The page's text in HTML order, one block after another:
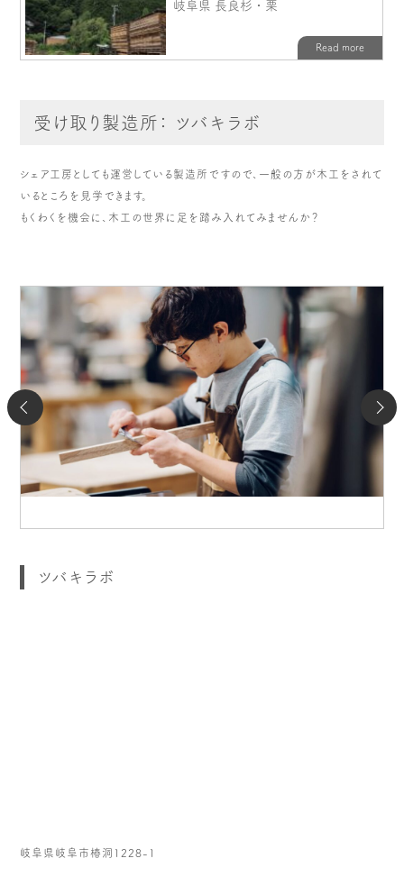
受け取り製造所： ツバキラボ
シェア工房としても運営している製造所ですので、一般の方が木工をされて
いるところを見学できます。
もくわくを機会に、木工の世界に足を踏み入れてみませんか？
ツバキラボ
岐阜県岐阜市椿洞1228-1